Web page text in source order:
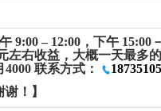
9:00 – 12:00，下午 15:00
左右收益，大概一天最多
联系方式：
！】